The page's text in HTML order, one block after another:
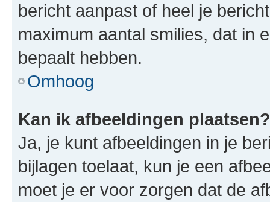
bericht aanpast of heel je
maximum aantal smilies, dat in
bepaalt hebben.
Omhoog
Kan ik afbeeldingen plaatsen?
Ja, je kunt afbeeldingen in je
bijlagen toelaat, kun je een
moet je er voor zorgen dat de